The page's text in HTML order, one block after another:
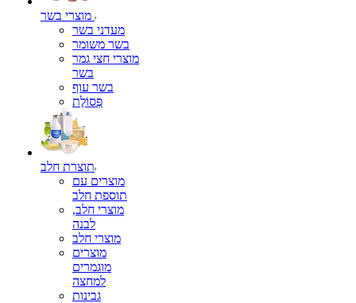
מעדני בשר
בשר משומר
מוצרי חצי גמר
בשר
בשר עוף
פְּסוֹלֶת
תוצרת חלב
מוצרים עם
תוספת חלב
מוצרי חלב,
לבנה
מוצרי חלב
מוצרים
מוגמרים
למחצה
גבינות